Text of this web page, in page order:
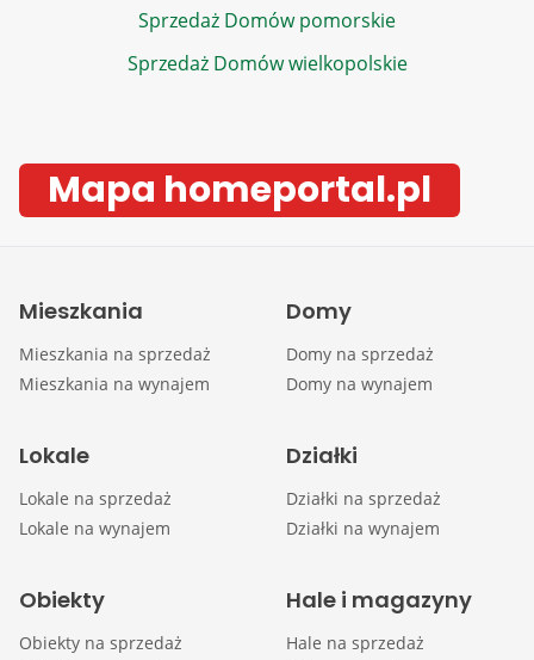
Sprzedaż Domów pomorskie
Sprzedaż Domów wielkopolskie
Mapa homeportal.pl
Mieszkania
Mieszkania na sprzedaż
Mieszkania na wynajem
Domy
Domy na sprzedaż
Domy na wynajem
Lokale
Lokale na sprzedaż
Lokale na wynajem
Działki
Działki na sprzedaż
Działki na wynajem
Obiekty
Obiekty na sprzedaż
Hale i magazyny
Hale na sprzedaż